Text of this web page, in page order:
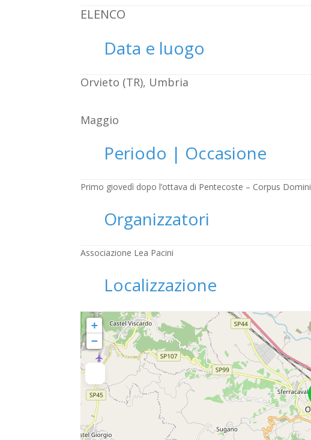
ELENCO
Data e luogo
Orvieto (TR), Umbria
Maggio
Periodo | Occasione
Primo giovedì dopo l’ottava di Pentecoste – Corpus Domini
Organizzatori
Associazione Lea Pacini
Localizzazione
+
−